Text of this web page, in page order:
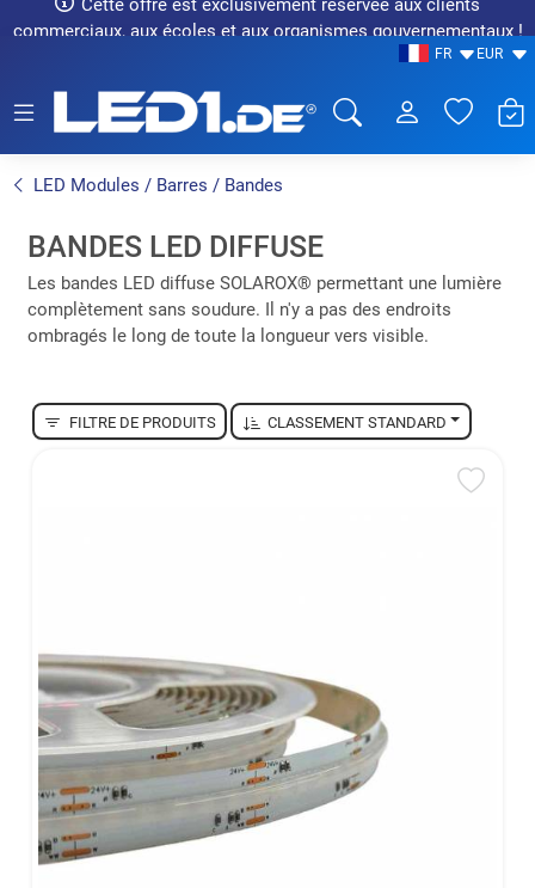
Cette offre est exclusivement réservée aux clients
commerciaux, aux écoles et aux organismes gouvernementaux !
FR EUR
LED Modules / Barres / Bandes
BANDES LED DIFFUSE
Les bandes LED diffuse SOLAROX® permettant une lumière
complètement sans soudure. Il n'y a pas des endroits
ombragés le long de toute la longueur vers visible.
FILTRE DE PRODUITS CLASSEMENT STANDARD